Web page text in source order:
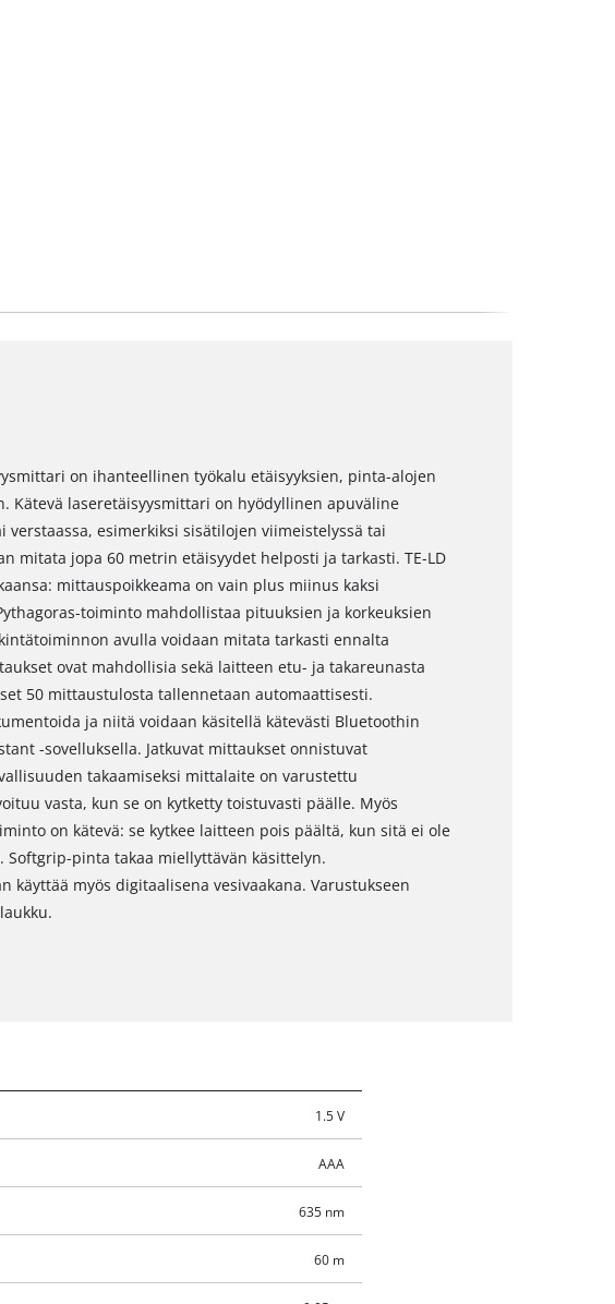
on ihanteellinen työkalu etäisyyksien, pinta-alojen
Kätevä laseretäisyysmittari on hyödyllinen apuväline
verstaassa, esimerkiksi sisätilojen viimeistelyssä tai
mitata jopa 60 metrin etäisyydet helposti ja tarkasti. TE-LD
mittauspoikkeama on vain plus miinus kaksi
toiminto mahdollistaa pituuksien ja korkeuksien
avulla voidaan mitata tarkasti ennalta
ovat mahdollisia sekä laitteen etu- ja takareunasta
50 mittaustulosta tallennetaan automaattisesti.
ja niitä voidaan käsitellä kätevästi Bluetoothin
-sovelluksella. Jatkuvat mittaukset onnistuvat
takaamiseksi mittalaite on varustettu
vasta, kun se on kytketty toistuvasti päälle. Myös
on kätevä: se kytkee laitteen pois päältä, kun sitä ei ole
pinta takaa miellyttävän käsittelyn.
käyttää myös digitaalisena vesivaakana. Varustukseen
1.5 V
AAA
635 nm
60 m